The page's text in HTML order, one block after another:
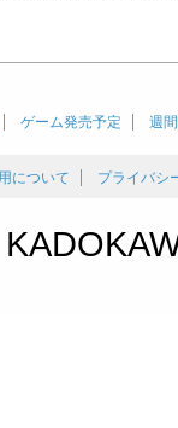
ゲーム発売予定 週
について プライバシ